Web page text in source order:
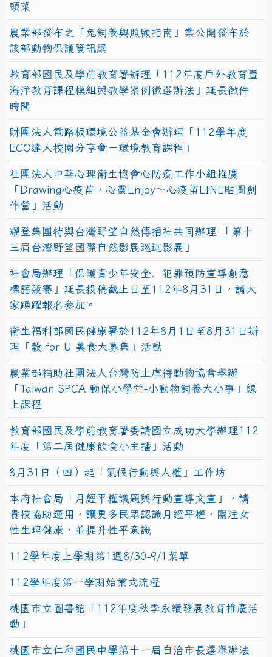
頭菜
農業部發布之「兔飼養與照顧指南」業公開發布於
該部動物保護資訊網
教育部國民及學前教育署辦理「112年度戶外教育暨
海洋教育課程模組與教學案例徵選辦法」延長徵件
時間
財團法人電路板環境公益基金會辦理「112學年度
ECO達人校園分享會－環境教育課程」
社團法人中華心理衛生協會心防疫工作小組推廣
「Drawing心疫苗，心靈Enjoy〜心疫苗LINE貼圖創
作營」活動
耀登集團特與台灣野望自然傳播社共同辦理 「第十
三屆台灣野望國際自然影展巡迴影展」
社會局辦理「保護青少年安全．犯罪預防宣導創意
標語競賽」延長投稿截止日至112年8月31日，請大
家踴躍報名參加。
衛生福利部國民健康署於112年8月1日至8月31日辦
理「穀 for U 美食大募集」活動
農業部補助社團法人台灣防止虐待動物協會舉辦
「Taiwan SPCA 動保小學堂-小動物飼養大小事」線
上課程
教育部國民及學前教育署委請國立成功大學辦理112
年度「第二屆健康飲食小主播」活動
8月31日（四）起「氣候行動與人權」工作坊
本府社會局「月經平權議題與行動宣導文宣」，請
貴校協助運用，讓更多民眾認識月經平權，關注女
性生理健康，並提升性平意識
112學年度上學期第1週8/30-9/1菜單
112學年度第一學期始業式流程
桃園市立圖書館「112年度秋季永續發展教育推廣活
動」
桃園市立仁和國民中學第十一屆自治市長選舉辦法